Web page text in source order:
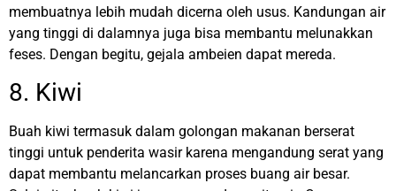
membuatnya lebih mudah dicerna oleh usus. Kandungan air
yang tinggi di dalamnya juga bisa membantu melunakkan
feses. Dengan begitu, gejala ambeien dapat mereda.
8. Kiwi
Buah kiwi termasuk dalam golongan makanan berserat
tinggi untuk penderita wasir karena mengandung serat yang
dapat membantu melancarkan proses buang air besar.